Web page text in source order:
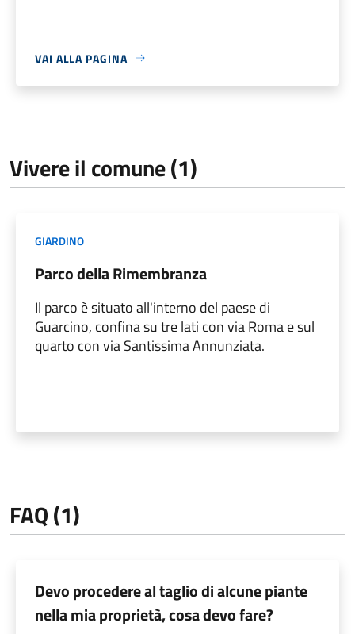
VAI ALLA PAGINA
Vivere il comune (1)
GIARDINO
Parco della Rimembranza
Il parco è situato all'interno del paese di
Guarcino, confina su tre lati con via Roma e sul
quarto con via Santissima Annunziata.
FAQ (1)
Devo procedere al taglio di alcune piante
nella mia proprietà, cosa devo fare?